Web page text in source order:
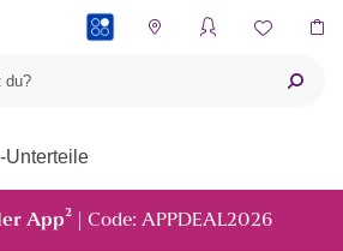
Unterteile
App² | Code: APPDEAL2026